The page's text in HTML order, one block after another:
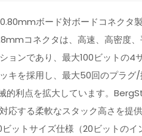
ボード対ボードコネクタ
コネクタは、高速、高密度
ョンであり、最大100ビットの
キを採用し、最大50回のプラ
利点を拡大しています。
応する柔軟なスタック高さを
ビットサイズ仕様（20ビットの